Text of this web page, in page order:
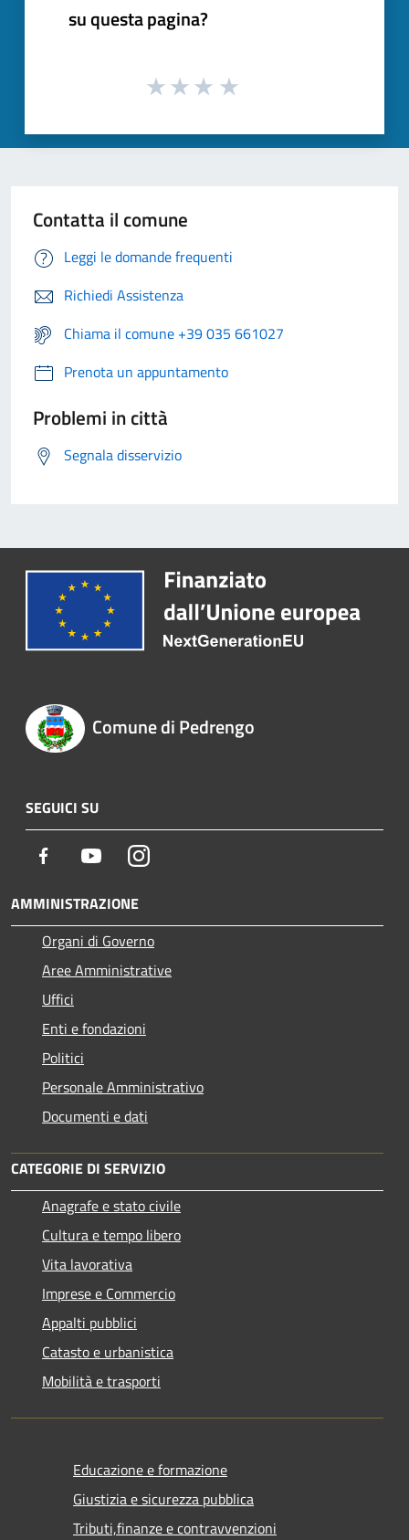
su questa pagina?
Contatta il comune
Leggi le domande frequenti
Richiedi Assistenza
Chiama il comune +39 035 661027
Prenota un appuntamento
Problemi in città
Segnala disservizio
Comune di Pedrengo
SEGUICI SU
Facebook YoutubeInstagram
AMMINISTRAZIONE
Organi di Governo
Aree Amministrative
Uffici
Enti e fondazioni
Politici
Personale Amministrativo
Documenti e dati
CATEGORIE DI SERVIZIO
Anagrafe e stato civile
Cultura e tempo libero
Vita lavorativa
Imprese e Commercio
Appalti pubblici
Catasto e urbanistica
Mobilità e trasporti
Educazione e formazione
Giustizia e sicurezza pubblica
Tributi,finanze e contravvenzioni